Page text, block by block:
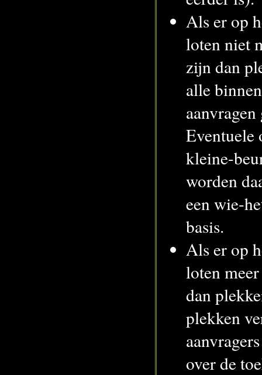
Als er op
loten niet
zijn dan
alle
Eventuele
kleine-
worden
een wie-
basis.
Als er op
loten
dan
plekken
over de